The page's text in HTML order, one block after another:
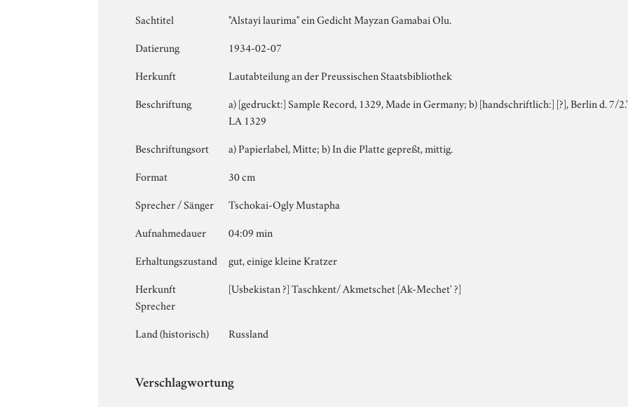
Sachtitel
"Alstayi laurima" ein Gedicht Mayzan Gamabai Olu.
Datierung
1934-02-07
Herkunft
Lautabteilung an der Preussischen Staatsbibliothek
Beschriftung
a) [gedruckt:] Sample Record, 1329, Made in Germany; b) [handschriftlich:] [?], Berlin d. 7/
LA 1329
Beschriftungsort
a) Papierlabel, Mitte; b) In die Platte gepreßt, mittig.
Format
30 cm
Sprecher / Sänger
Tschokai-Ogly Mustapha
Aufnahmedauer
04:09 min
Erhaltungszustand
gut, einige kleine Kratzer
Herkunft
Sprecher
[Usbekistan ?] Taschkent/ Akmetschet [Ak-Mechet' ?]
Land (historisch) Russland
Verschlagwortung